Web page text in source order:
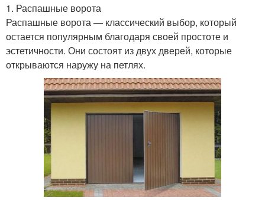
1. Распашные ворота
Распашные ворота — классический выбор, который
остается популярным благодаря своей простоте и
эстетичности. Они состоят из двух дверей, которые
открываются наружу на петлях.